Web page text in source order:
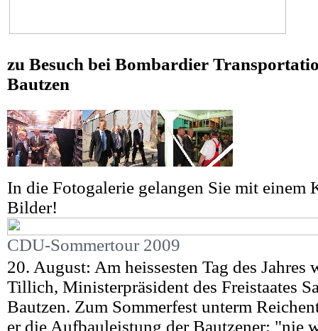
zu Besuch bei Bombardier
Bautzen
In die Fotogalerie gelangen Sie mit einem
Bilder!
CDU-Sommertour 2009
20. August: Am heissesten Tag des Jahres
Tillich, Ministerpräsident des Freistaates
Bautzen. Zum Sommerfest unterm
er die Aufbauleistung der Bautzener; "nie